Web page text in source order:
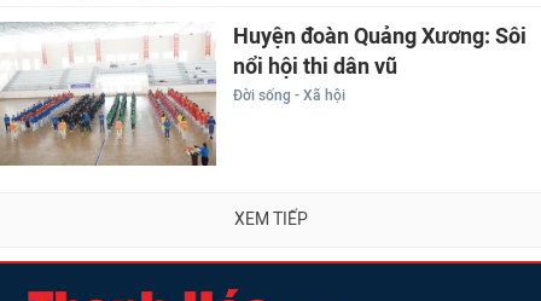
Huyện đoàn Quảng Xương: Sôi
nổi hội thi dân vũ
Đời sống - Xã hội
XEM TIẾP